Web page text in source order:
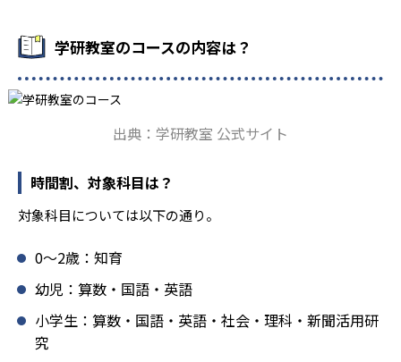
学研教室の先生は、研修会や勉強会で日々指導スキルを研
鑽している。「子どもたちに学ぶ喜びを」「自信を」「生
きる力を」という理念のもとで生徒一人ひとりに向き合っ
ており、生徒それぞれの「できるところ」「良いところ」
導により生徒の「やる気」を引き出し、無理のない学習と
報にも精通しており、学習相談や教育相談、保護者とのコ
ミュニケーションにも対応している。
学研教室では、楽しく生き生きと学ぶことも重視してい
知・情・意のバランスのとれた生徒の育成を推進。「教室
でのあいさつ」「くつ・かばんの整とん」といったしつけ
面の指導も実施し、全人的な教育に取り組んでいる点も、
メリットと言えるだろう。
学研教室のコースの内容は？
出典：学研教室 公式サイト
時間割、対象科目は？
対象科目については以下の通り。
0〜2歳：知育
幼児：算数・国語・英語
小学生：算数・国語・英語・社会・理科・新聞活用研
究